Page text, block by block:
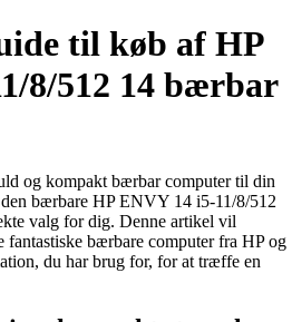
til køb af HP
8/512 14 bærbar
og kompakt bærbar computer til din
den bærbare HP ENVY 14 i5-11/8/512
valg for dig. Denne artikel vil
fantastiske bærbare computer fra HP og
du har brug for, for at træffe en